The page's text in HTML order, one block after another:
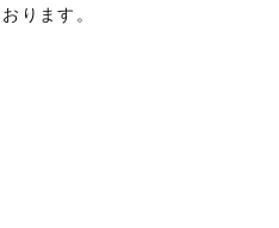
ります。